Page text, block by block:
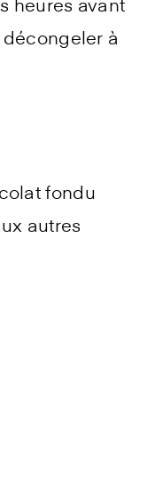
heures avant
à
fondu
autres